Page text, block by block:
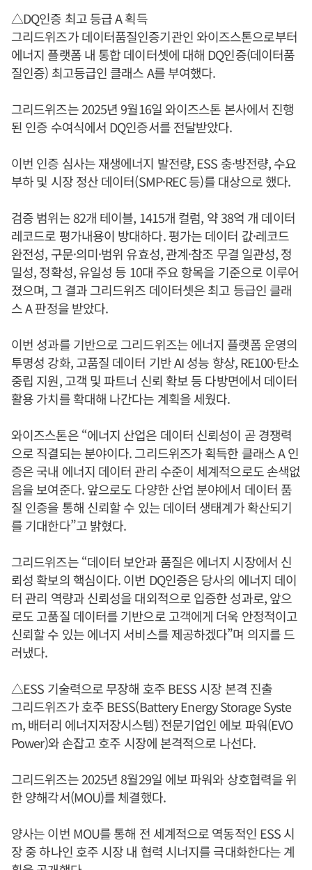
△DQ인증 최고 등급 A 획득
그리드위즈가 데이터품질인증기관인 와이즈스톤으로부터
에너지 플랫폼 내 통합 데이터셋에 대해 DQ인증(데이터품
질인증) 최고등급인 클래스 A를 부여했다.
그리드위즈는 2025년 9월16일 와이즈스톤 본사에서 진행
된 인증 수여식에서 DQ인증서를 전달받았다.
이번 인증 심사는 재생에너지 발전량, ESS 충·방전량, 수요
부하 및 시장 정산 데이터(SMP·REC 등)를 대상으로 했다.
검증 범위는 82개 테이블, 1415개 컬럼, 약 38억 개 데이터
레코드로 평가내용이 방대하다. 평가는 데이터 값·레코드
완전성, 구문·의미·범위 유효성, 관계·참조 무결 일관성, 정
밀성, 정확성, 유일성 등 10대 주요 항목을 기준으로 이루어
졌으며, 그 결과 그리드위즈 데이터셋은 최고 등급인 클래
스 A 판정을 받았다.
이번 성과를 기반으로 그리드위즈는 에너지 플랫폼 운영의
투명성 강화, 고품질 데이터 기반 AI 성능 향상, RE100·탄소
중립 지원, 고객 및 파트너 신뢰 확보 등 다방면에서 데이터
활용 가치를 확대해 나간다는 계획을 세웠다.
와이즈스톤은 “에너지 산업은 데이터 신뢰성이 곧 경쟁력
으로 직결되는 분야이다. 그리드위즈가 획득한 클래스 A 인
증은 국내 에너지 데이터 관리 수준이 세계적으로도 손색없
음을 보여준다. 앞으로도 다양한 산업 분야에서 데이터 품
질 인증을 통해 신뢰할 수 있는 데이터 생태계가 확산되기
를 기대한다”고 밝혔다.
그리드위즈는 “데이터 보안과 품질은 에너지 시장에서 신
뢰성 확보의 핵심이다. 이번 DQ인증은 당사의 에너지 데이
터 관리 역량과 신뢰성을 대외적으로 입증한 성과로, 앞으
로도 고품질 데이터를 기반으로 고객에게 더욱 안정적이고
신뢰할 수 있는 에너지 서비스를 제공하겠다”며 의지를 드
러냈다.
△ESS 기술력으로 무장해 호주 BESS 시장 본격 진출
그리드위즈가 호주 BESS(Battery Energy Storage Syste
m, 배터리 에너지저장시스템) 전문기업인 에보 파워(EVO
Power)와 손잡고 호주 시장에 본격적으로 나선다.
그리드위즈는 2025년 8월29일 에보 파워와 상호협력을 위
한 양해각서(MOU)를 체결했다.
양사는 이번 MOU를 통해 전 세계적으로 역동적인 ESS 시
장 중 하나인 호주 시장 내 협력 시너지를 극대화한다는 계